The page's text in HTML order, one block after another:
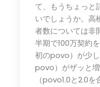
て、もうちょっと
いでしょうか。
者数については非
半期で100万契約
初のpovo）が少
povo）がザッと増
（povo1.0と2.0